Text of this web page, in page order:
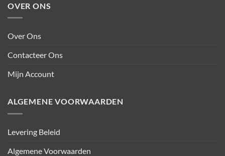
OVER ONS
Over Ons
Contacteer Ons
Mijn Account
ALGEMENE VOORWAARDEN
Levering Beleid
Algemene Voorwaarden